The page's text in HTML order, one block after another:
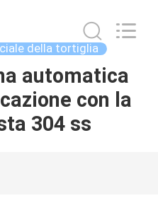
della tortiglia
automatica
con la
304 ss